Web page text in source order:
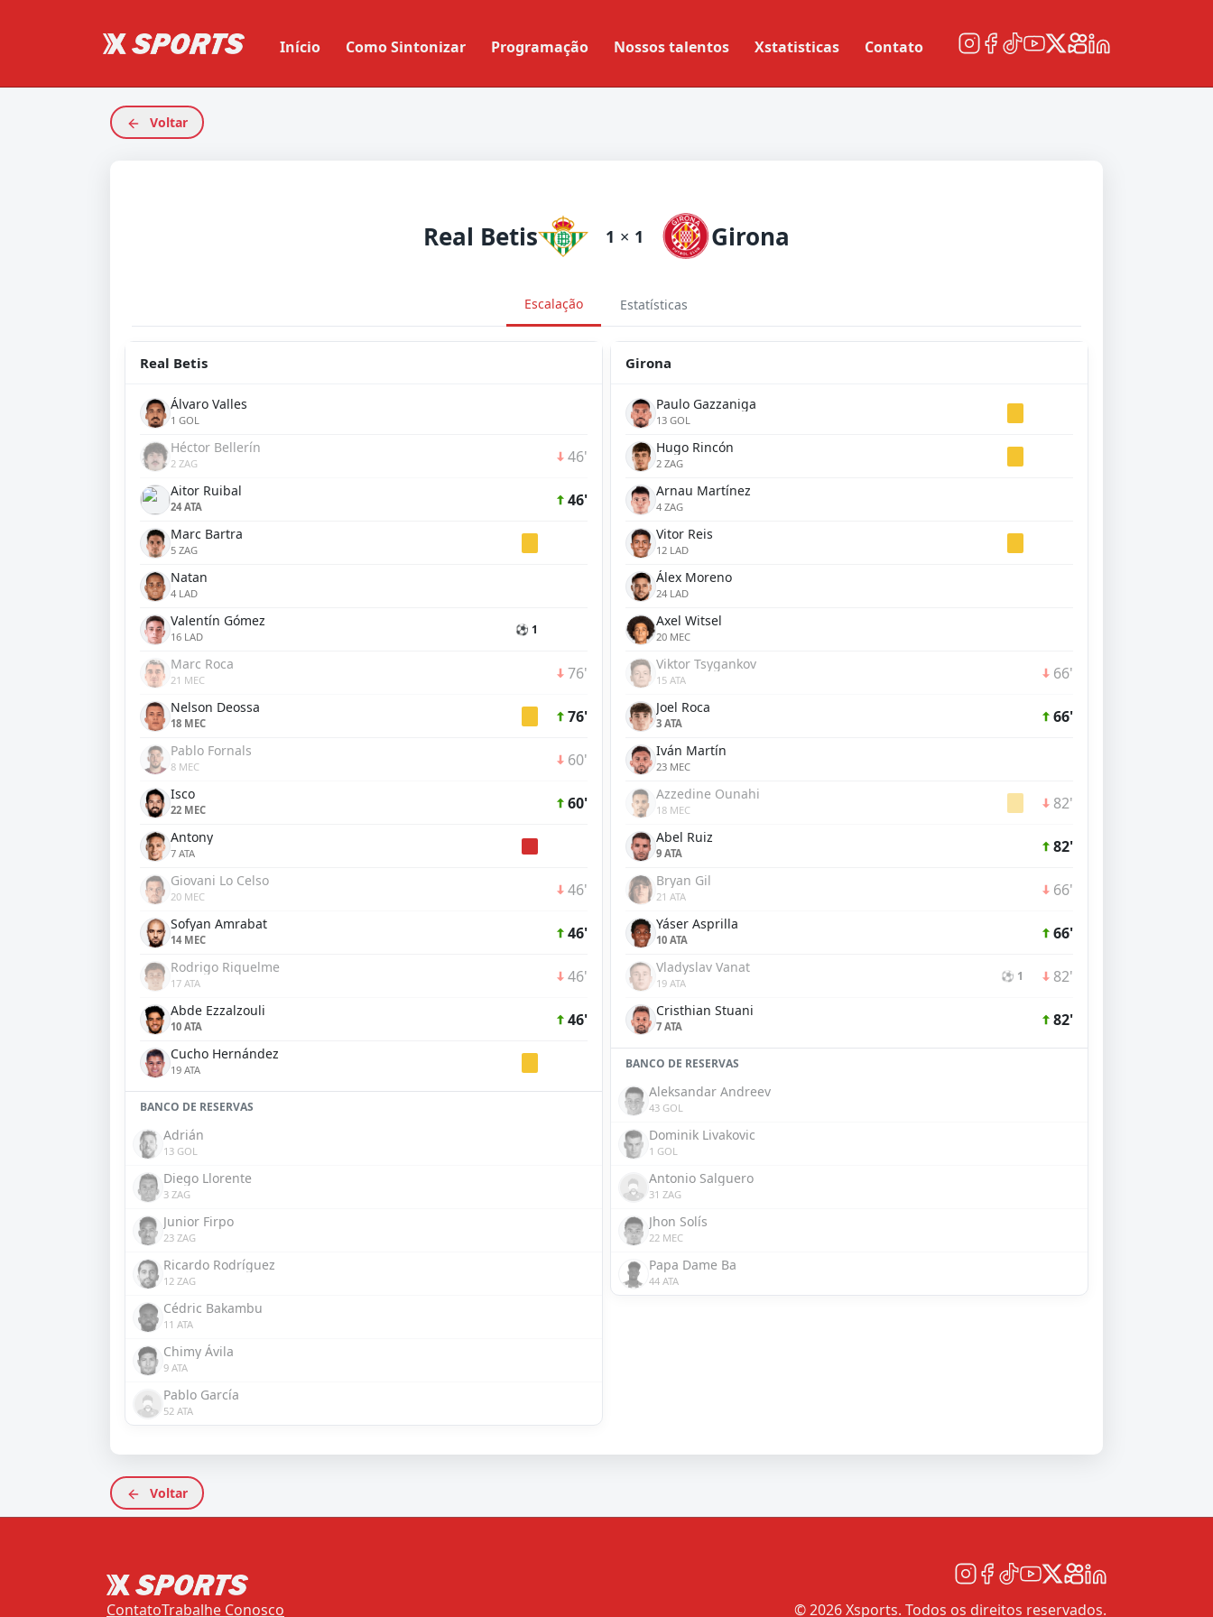
Início Como Sintonizar Programação Nossos talentos Xstatisticas Contato
Voltar
Real Betis 1 × 1 Girona
Escalação Estatísticas
Real Betis
Álvaro Valles
1 GOL
Héctor Bellerín
2 ZAG 46'
Aitor Ruibal
24 ATA 46'
Marc Bartra
5 ZAG
Natan
4 LAD
Valentín Gómez
16 LAD ⚽ 1
Marc Roca
21 MEC 76'
Nelson Deossa
18 MEC 76'
Pablo Fornals
8 MEC 60'
Isco
22 MEC 60'
Antony
7 ATA
Giovani Lo Celso
20 MEC 46'
Sofyan Amrabat
14 MEC 46'
Rodrigo Riquelme
17 ATA 46'
Abde Ezzalzouli
10 ATA 46'
Cucho Hernández
19 ATA
BANCO DE RESERVAS
Adrián
13 GOL
Diego Llorente
3 ZAG
Junior Firpo
23 ZAG
Ricardo Rodríguez
12 ZAG
Cédric Bakambu
11 ATA
Chimy Ávila
9 ATA
Pablo García
52 ATA
Girona
Paulo Gazzaniga
13 GOL
Hugo Rincón
2 ZAG
Arnau Martínez
4 ZAG
Vitor Reis
12 LAD
Álex Moreno
24 LAD
Axel Witsel
20 MEC
Viktor Tsygankov
15 ATA 66'
Joel Roca
3 ATA 66'
Iván Martín
23 MEC
Azzedine Ounahi
18 MEC 82'
Abel Ruiz
9 ATA 82'
Bryan Gil
21 ATA 66'
Yáser Asprilla
10 ATA 66'
Vladyslav Vanat
19 ATA ⚽ 1 82'
Cristhian Stuani
7 ATA 82'
BANCO DE RESERVAS
Aleksandar Andreev
43 GOL
Dominik Livakovic
1 GOL
Antonio Salguero
31 ZAG
Jhon Solís
22 MEC
Papa Dame Ba
44 ATA
Voltar
ContatoTrabalhe Conosco © 2026 Xsports. Todos os direitos reservados.